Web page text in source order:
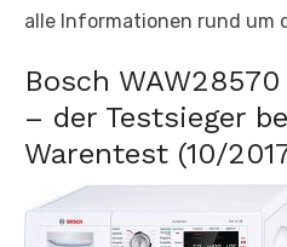
alle Informationen rund um
Bosch
– der Testsieger
Warentest (10/